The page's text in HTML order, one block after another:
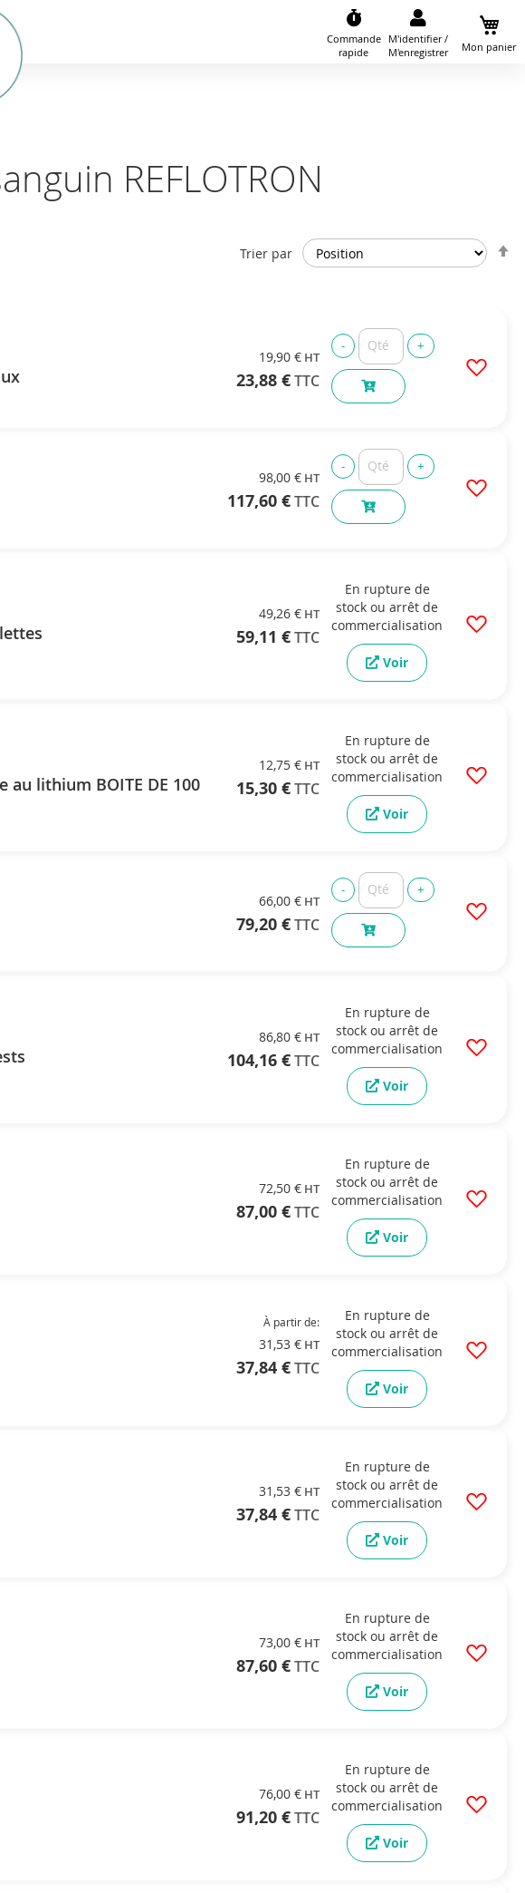
Commande
rapide
Mon panier
M'identifier /
M'enregistrer
REFLOTRON
Trier par
19,90 €
23,88 €
98,00 €
117,60 €
49,26 €
59,11 €
En rupture de
stock ou arrêt de
commercialisation
Voir
lithium BOITE DE 100
12,75 €
15,30 €
En rupture de
stock ou arrêt de
commercialisation
Voir
66,00 €
79,20 €
30 tests
86,80 €
104,16 €
En rupture de
stock ou arrêt de
commercialisation
Voir
72,50 €
87,00 €
En rupture de
stock ou arrêt de
commercialisation
Voir
À partir de
31,53 €
37,84 €
En rupture de
stock ou arrêt de
commercialisation
Voir
31,53 €
37,84 €
En rupture de
stock ou arrêt de
commercialisation
Voir
73,00 €
87,60 €
En rupture de
stock ou arrêt de
commercialisation
Voir
76,00 €
91,20 €
En rupture de
stock ou arrêt de
commercialisation
Voir